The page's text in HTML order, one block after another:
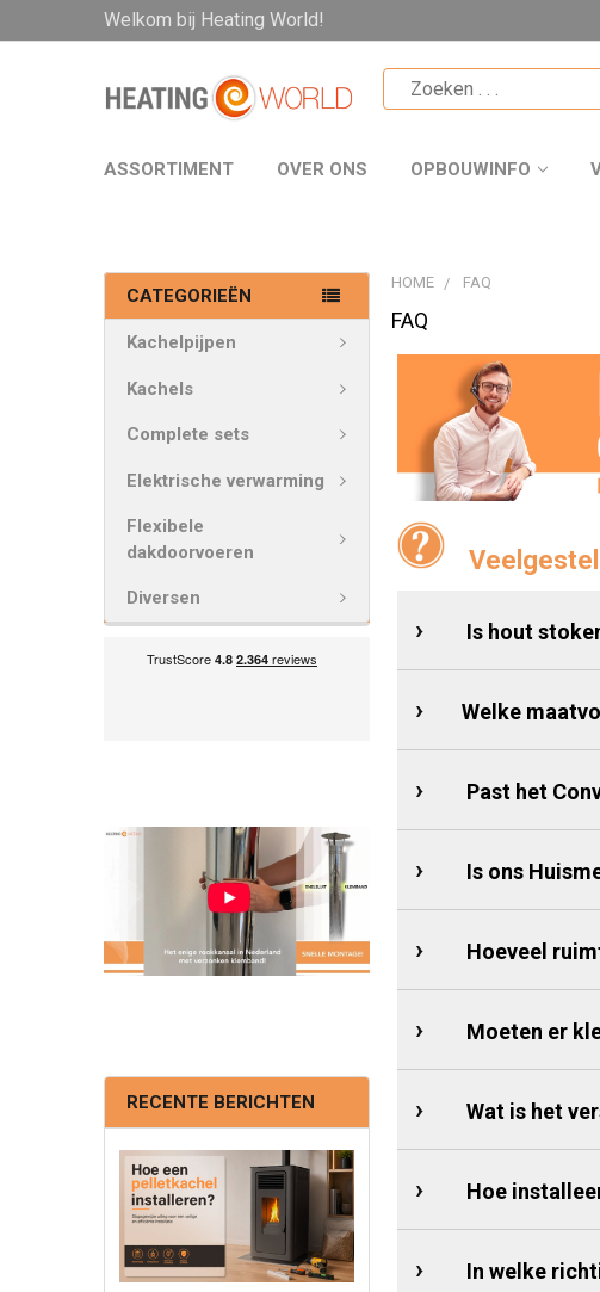
Welkom bij Heating World!
ASSORTIMENT OVER ONS OPBOUWINFO
CATEGORIEËN
Kachelpijpen
Kachels
Complete sets
Elektrische verwarming
Flexibele
dakdoorvoeren
Diversen
RECENTE BERICHTEN
HOME FAQ
FAQ
Is hout
Welke
Past het
Is ons
Hoeveel
Moeten er
Wat is het
Hoe
In welke